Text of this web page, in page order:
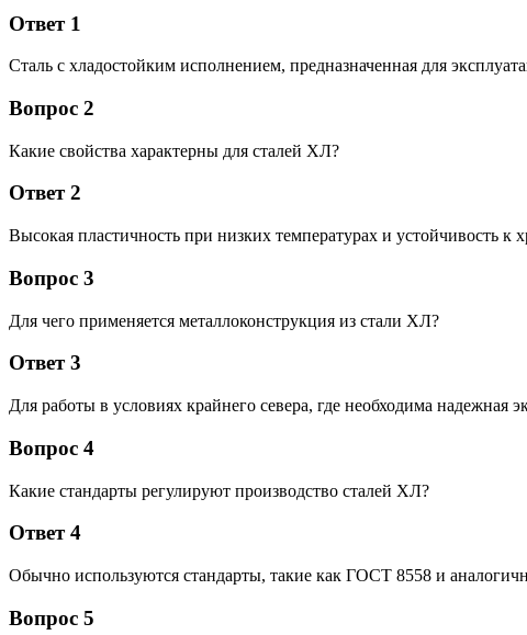
Ответ 1
Сталь с хладостойким исполнением, предназначенная для
Вопрос 2
Какие свойства характерны для сталей ХЛ?
Ответ 2
Высокая пластичность при низких температурах и устойчивость к
Вопрос 3
Для чего применяется металлоконструкция из стали ХЛ?
Ответ 3
Для работы в условиях крайнего севера, где необходима надежная
Вопрос 4
Какие стандарты регулируют производство сталей ХЛ?
Ответ 4
Обычно используются стандарты, такие как ГОСТ 8558 и
Вопрос 5